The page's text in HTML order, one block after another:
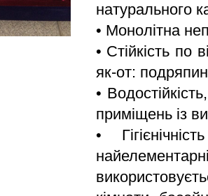
натурального
• Монолітна
• Стійкість
як-от:
•
приміщень із
•